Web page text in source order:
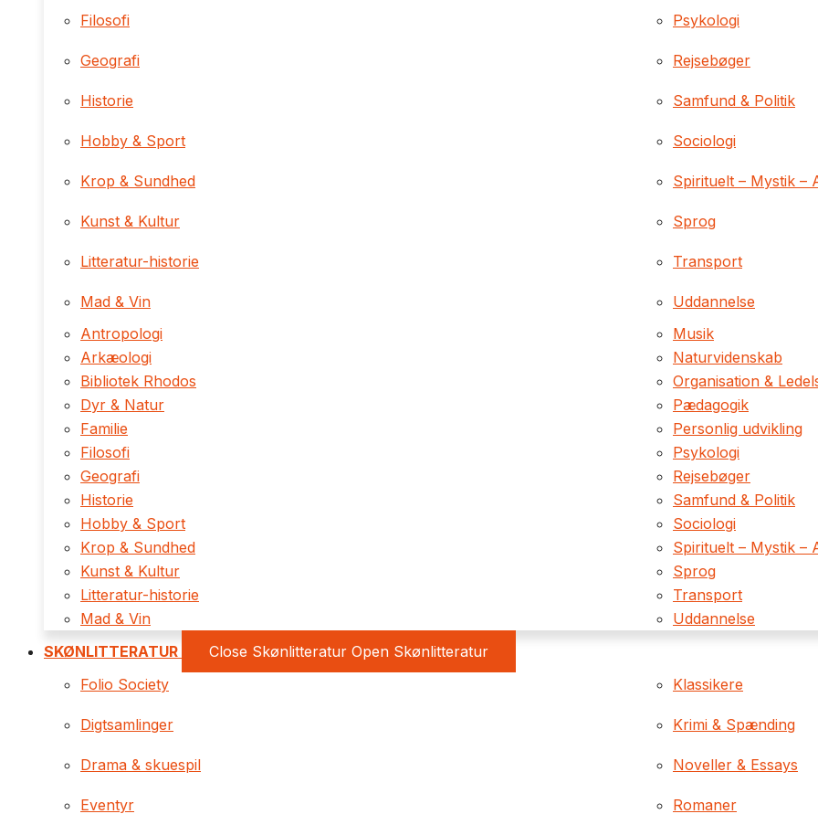
Filosofi
Geografi
Historie
Hobby & Sport
Krop & Sundhed
Kunst & Kultur
Litteratur-historie
Mad & Vin
Psykologi
Rejsebøger
Samfund & Politik
Sociologi
Spirituelt – Mystik –
Sprog
Transport
Uddannelse
Antropologi
Arkæologi
Bibliotek Rhodos
Dyr & Natur
Familie
Filosofi
Geografi
Historie
Hobby & Sport
Krop & Sundhed
Kunst & Kultur
Litteratur-historie
Mad & Vin
Musik
Naturvidenskab
Organisation &
Pædagogik
Personlig udvikling
Psykologi
Rejsebøger
Samfund & Politik
Sociologi
Spirituelt – Mystik –
Sprog
Transport
Uddannelse
SKØNLITTERATUR
Close Skønlitteratur Open Skønlitteratur
Folio Society
Digtsamlinger
Drama & skuespil
Eventyr
Klassikere
Krimi & Spænding
Noveller & Essays
Romaner